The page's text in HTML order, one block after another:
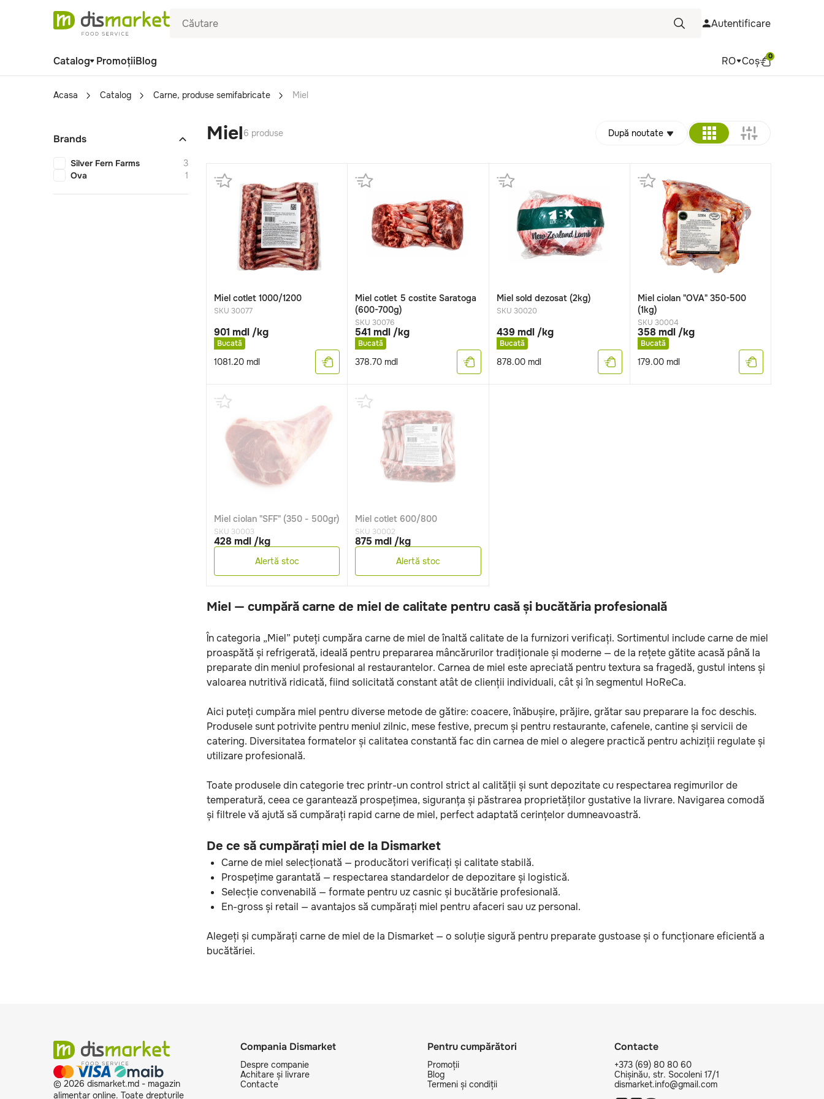
Autentificare
Catalog PromoțiiBlog RO Coș 0
Acasa Catalog Carne, produse semifabricate Miel
Brands
Silver Fern Farms
3
Ova
1
Miel6 produse După noutate
Miel cotlet 1000/1200
SKU 30077
901 mdl /kg
Bucată
1081.20 mdl
Miel cotlet 5 costite Saratoga
(600-700g)
SKU 30076
541 mdl /kg
Bucată
378.70 mdl
Miel sold dezosat (2kg)
SKU 30020
439 mdl /kg
Bucată
878.00mdl
Miel ciolan "OVA" 350-500
(1kg)
SKU 30004
358 mdl /kg
Bucată
179.00mdl
Miel ciolan "SFF" (350 - 500gr)
SKU 30003
428 mdl /kg
Alertă stoc
Miel cotlet 600/800
SKU 30002
875 mdl /kg
Alertă stoc
Miel — cumpără carne de miel de calitate pentru casă și bucătăria profesională
În categoria „Miel” puteți cumpăra carne de miel de înaltă calitate de la furnizori verificați. Sortimentul include carne de miel
proaspătă și refrigerată, ideală pentru prepararea mâncărurilor tradiționale și moderne — de la rețete gătite acasă până la
preparate din meniul profesional al restaurantelor. Carnea de miel este apreciată pentru textura sa fragedă, gustul intens și
valoarea nutritivă ridicată, fiind solicitată constant atât de clienții individuali, cât și în segmentul HoReCa.
Aici puteți cumpăra miel pentru diverse metode de gătire: coacere, înăbușire, prăjire, grătar sau preparare la foc deschis.
Produsele sunt potrivite pentru meniul zilnic, mese festive, precum și pentru restaurante, cafenele, cantine și servicii de
catering. Diversitatea formatelor și calitatea constantă fac din carnea de miel o alegere practică pentru achiziții regulate și
utilizare profesională.
Toate produsele din categorie trec printr-un control strict al calității și sunt depozitate cu respectarea regimurilor de
temperatură, ceea ce garantează prospețimea, siguranța și păstrarea proprietăților gustative la livrare. Navigarea comodă
și filtrele vă ajută să cumpărați rapid carne de miel, perfect adaptată cerințelor dumneavoastră.
De ce să cumpărați miel de la Dismarket
Carne de miel selecționată — producători verificați și calitate stabilă.
Prospețime garantată — respectarea standardelor de depozitare și logistică.
Selecție convenabilă — formate pentru uz casnic și bucătărie profesională.
En-gross și retail — avantajos să cumpărați miel pentru afaceri sau uz personal.
Alegeți și cumpărați carne de miel de la Dismarket — o soluție sigură pentru preparate gustoase și o funcționare eficientă a
bucătăriei.
© 2026 dismarket.md - magazin
alimentar online. Toate drepturile
Compania Dismarket
Despre companie
Achitare și livrare
Contacte
Pentru cumpărători
Promoții
Blog
Termeni și condiții
Contacte
+373 (69) 80 80 60
Chișinău, str. Socoleni 17/1
dismarket.info@gmail.com